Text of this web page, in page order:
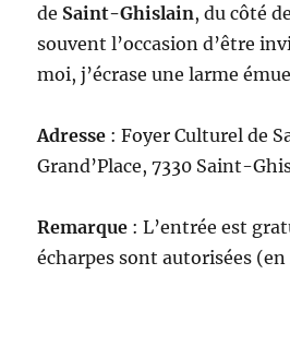
de Saint-Ghislain, du côté
souvent l’occasion d’être
moi, j’écrase une larme
Adresse : Foyer Culturel de
Grand’Place, 7330 Saint-
Remarque : L’entrée est
écharpes sont autorisées (en